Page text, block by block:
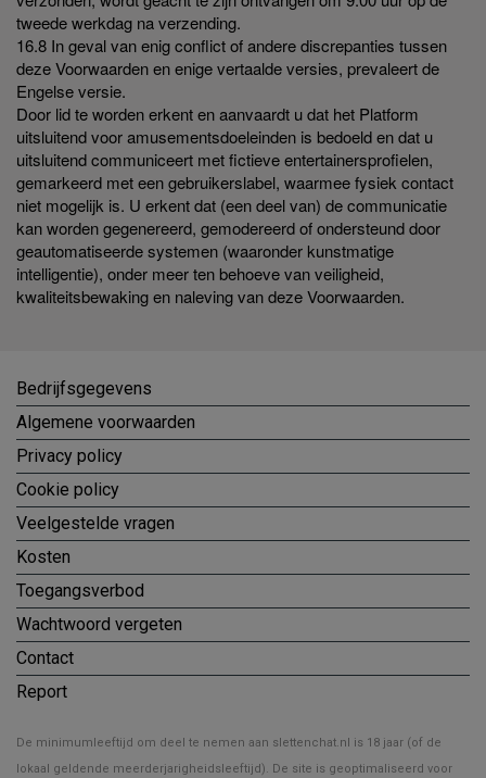
tweede werkdag na verzending.
16.8 In geval van enig conflict of andere discrepanties tussen
deze Voorwaarden en enige vertaalde versies, prevaleert de
Engelse versie.
Door lid te worden erkent en aanvaardt u dat het Platform
uitsluitend voor amusementsdoeleinden is bedoeld en dat u
uitsluitend communiceert met fictieve entertainersprofielen,
gemarkeerd met een gebruikerslabel, waarmee fysiek contact
niet mogelijk is. U erkent dat (een deel van) de communicatie
kan worden gegenereerd, gemodereerd of ondersteund door
geautomatiseerde systemen (waaronder kunstmatige
intelligentie), onder meer ten behoeve van veiligheid,
kwaliteitsbewaking en naleving van deze Voorwaarden.
Bedrijfsgegevens
Algemene voorwaarden
Privacy policy
Cookie policy
Veelgestelde vragen
Kosten
Toegangsverbod
Wachtwoord vergeten
Contact
Report
De minimumleeftijd om deel te nemen aan slettenchat.nl is 18 jaar (of de
lokaal geldende meerderjarigheidsleeftijd). De site is geoptimaliseerd voor